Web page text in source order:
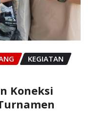
KEGIATAN
Koneksi